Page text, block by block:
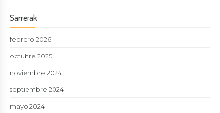
Sarrerak
febrero 2026
octubre 2025
noviembre 2024
septiembre 2024
mayo 2024